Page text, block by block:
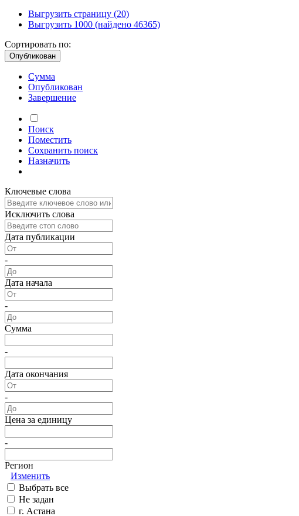
Выгрузить страницу (20)
Выгрузить 1000 (найдено 46365)
Сортировать по:
Опубликован
Сумма
Опубликован
Завершение
Поиск
Поместить
Сохранить поиск
Назначить
Ключевые слова
Исключить слова
Дата публикации
-
Дата начала
-
Сумма
-
Дата окончания
-
Цена за единицу
-
Регион
Изменить
Выбрать все
Не задан
г. Астана